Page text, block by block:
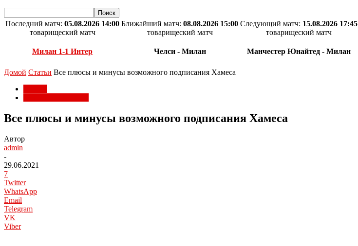
Последний матч: 05.08.2026 14:00
товарищеский матч
Милан 1-1 Интер
Ближайший матч: 08.08.2026 15:00
товарищеский матч
Челси - Милан
Следующий матч: 15.08.2026 17:45
товарищеский матч
Манчестер Юнайтед - Милан
Домой Статьи Все плюсы и минусы возможного подписания Хамеса
Все плюсы и минусы возможного подписания Хамеса
Автор
admin
-
29.06.2021
7
Twitter
WhatsApp
Email
Telegram
VK
Viber